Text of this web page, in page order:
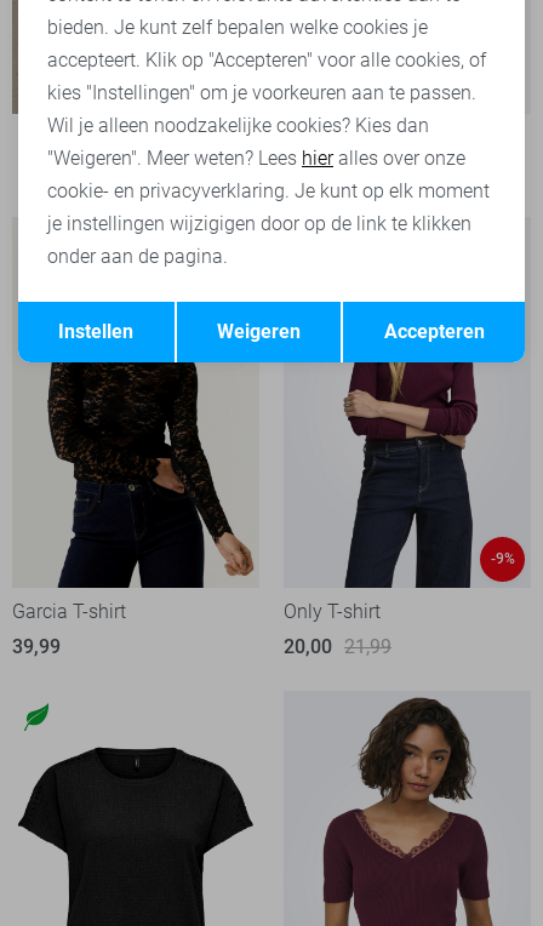
Only T-shirt
29,99
Garcia T-shirt
39,99
-9%
Only T-shirt
20,00 21,99
Terug Opslaan
bieden. Je kunt zelf bepalen welke cookies je
accepteert. Klik op "Accepteren" voor alle cookies, of
kies "Instellingen" om je voorkeuren aan te passen.
Wil je alleen noodzakelijke cookies? Kies dan
"Weigeren". Meer weten? Lees hieralles over onze
cookie- en privacyverklaring. Je kunt op elk moment
je instellingen wijzigigen door op de link te klikken
onder aan de pagina.
Accepteren
Weigeren
Instellen